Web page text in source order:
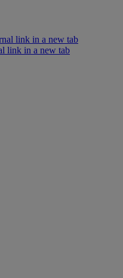
link in a new tab
link in a new tab